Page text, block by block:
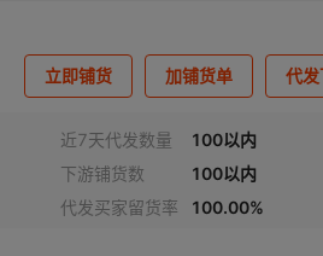
立即铺货 加铺货单 代
近7天代发数量
100以内
下游铺货数
100以内
代发买家留货率 100.00%